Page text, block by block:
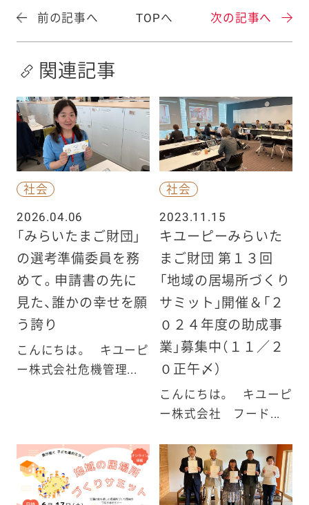
前の記事へ TOPへ 次の記事へ
関連記事
社会
2026.04.06
「みらいたまご財団」
の選考準備委員を務
めて。申請書の先に
見た、誰かの幸せを願
う誇り
こんにちは。 キユーピ
ー株式会社危機管理...
社会
2023.11.15
キユーピーみらいた
まご財団 第１３回
「地域の居場所づくり
サミット」開催＆「２
０２４年度の助成事
業」募集中（１１／２
０正午〆）
こんにちは。 キユーピ
ー株式会社 フード...